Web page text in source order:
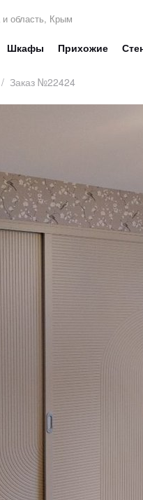
область, Крым
Шкафы Прихожие
/ Заказ №22424